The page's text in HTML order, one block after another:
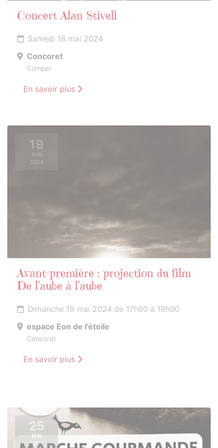
Concert Alan Stivell
Samedi 18 mai 2024
Concoret
Comper
En savoir plus
19
MAI
2024
Avant-première : projection du film
De l’aube à l’aube
Dimanche 19 mai 2024 de 17h00 à 19h00
espace Eon de l’étoile
Concoret
En savoir plus
25
MAI
2024